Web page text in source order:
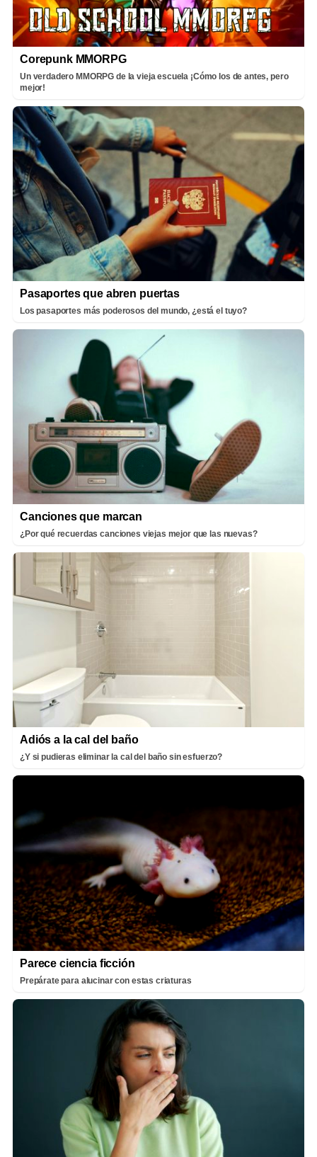
Corepunk MMORPG
Un verdadero MMORPG de la vieja escuela ¡Cómo los de antes, pero
mejor!
Pasaportes que abren puertas
Los pasaportes más poderosos del mundo, ¿está el tuyo?
Canciones que marcan
¿Por qué recuerdas canciones viejas mejor que las nuevas?
Adiós a la cal del baño
¿Y si pudieras eliminar la cal del baño sin esfuerzo?
Parece ciencia ficción
Prepárate para alucinar con estas criaturas